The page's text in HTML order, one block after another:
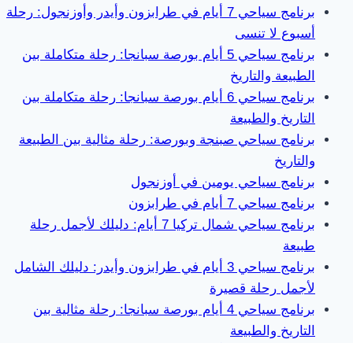
برنامج سياحي 7 أيام في طرابزون وأيدر وأوزنجول: رحلة
أسبوع لا تنسى
برنامج سياحي 5 أيام بورصة سبانجا: رحلة متكاملة بين
الطبيعة والتاريخ
برنامج سياحي 6 أيام بورصة سبانجا: رحلة متكاملة بين
التاريخ والطبيعة
برنامج سياحي صبنجة وبورصة: رحلة مثالية بين الطبيعة
والتاريخ
برنامج سياحي يومين في أوزنجول
برنامج سياحي 7 أيام في طرابزون
برنامج سياحي شمال تركيا 7 أيام: دليلك لأجمل رحلة
طبيعة
برنامج سياحي 3 أيام في طرابزون وأيدر: دليلك الشامل
لأجمل رحلة قصيرة
برنامج سياحي 4 أيام بورصة سبانجا: رحلة مثالية بين
التاريخ والطبيعة